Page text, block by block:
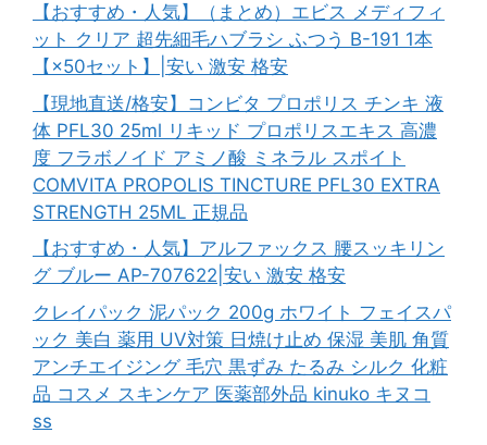
【おすすめ・人気】（まとめ）エビス メディフィ
ット クリア 超先細毛ハブラシ ふつう B-191 1本
【×50セット】|安い 激安 格安
【現地直送/格安】コンビタ プロポリス チンキ 液
体 PFL30 25ml リキッド プロポリスエキス 高濃
度 フラボノイド アミノ酸 ミネラル スポイト
COMVITA PROPOLIS TINCTURE PFL30 EXTRA
STRENGTH 25ML 正規品
【おすすめ・人気】アルファックス 腰スッキリン
グ ブルー AP-707622|安い 激安 格安
クレイパック 泥パック 200g ホワイト フェイスパ
ック 美白 薬用 UV対策 日焼け止め 保湿 美肌 角質
アンチエイジング 毛穴 黒ずみ たるみ シルク 化粧
品 コスメ スキンケア 医薬部外品 kinuko キヌコ
ss